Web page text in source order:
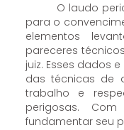
O laudo
para o
elementos
pareceres
juiz. Esses dados
das técnicas de
trabalho e
perigosas.
fundamentar seu